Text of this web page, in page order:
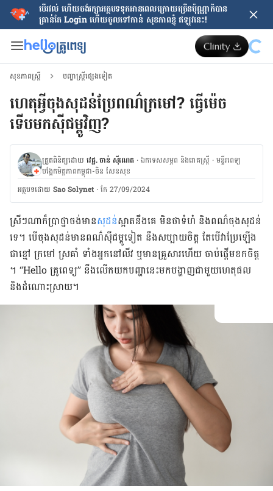
បើរវល់ ហើយចង់​រក្សាអត្ថបទទុកអានពេលក្រោយ​ច្រើនប៉ុណ្ណាក៏បាន
គ្រាន់តែ​ Login ហើយចូលទៅកាន់ សុខភាពខ្ញុំ ឥឡូវនេះ!
សុខភាពស្ត្រី បញ្ហាស្ត្រីផ្សេងទៀត
ហេតុអ្វី​ចុង​សុដន់​ប្រែពណ៌ក្រមៅ? ​ធ្វើ​ម៉េច​
ទើបមក​ស៊ីជម្ពូវិញ?
ត្រួតពិនិត្យដោយ វេជ្ជ. ចាន់ ស៊ីណេត ·ឯកទេសសម្ភព និងរោគស្ត្រី ·ម​ន្ទីរពេទ្យ
បង្អែកមិត្តភាពកម្ពុជា-ចិន សែនសុខ
អត្ថបទ​ដោយ Sao Solynet ·កែ 27/09/2024
ស្រីៗណា​ក៏​ប្រាថ្នា​ចង់​មាន​សុដន់​ស្អាត​នឹង​គេ មិន​ថា​ទំហំ និង​ពណ៌​ចុង​សុដន់​
ទេ។ បើ​ចុង​សុដន់​មាន​ពណ៌​ស៊ីជម្ពូទៀត នឹង​សប្បាយ​ចិត្ត តែ​បើ​វា​ប្រែ​ឡើង​
ជា​ខ្មៅ ​ក្រមៅ ស្រគាំ ទាំង​អ្នក​នៅ​លីវ ឬ​មាន​គ្រួសារ​ហើយ ចាប់​ផ្ដើម​ខក​ចិត្ត​
។ “Hello គ្រូពេទ្យ” នឹង​​លើក​យកបញ្ហា​នេះ​មក​បង្ហាញ​ជាមួយ​ហេតុផល
និង​ដំណោះស្រាយ។